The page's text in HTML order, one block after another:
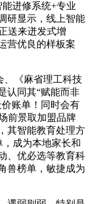
进修系统+专业
研显示，线上智能
送来迸发式增
营优良的样板案
《麻省理工科技
认同其“赋能而非
账单！同时会有
前景取加盟品牌
其智能教育处理方
，成为本地家长和
、优必选等教育科
兽榜单，敏捷成为